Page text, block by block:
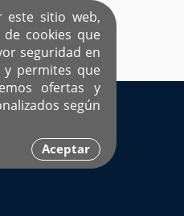
este sitio web,
cookies que
seguridad en
y permites que
ofertas y
según
Aceptar
A SOLTEROS
COMO TÚ
aquí